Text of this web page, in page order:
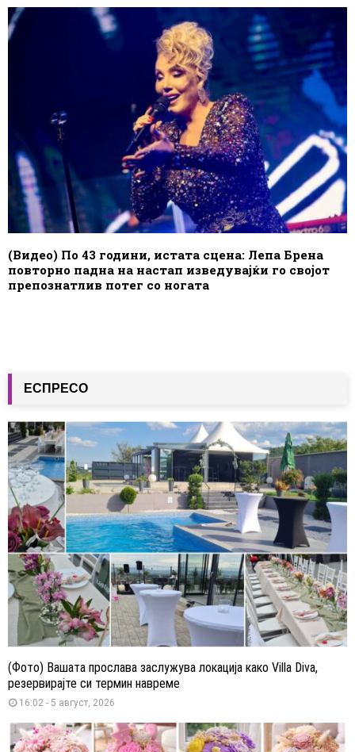
(Видео) По 43 години, истата сцена: Лепа Брена
повторно падна на настап изведувајќи го својот
препознатлив потег со ногата
ЕСПРЕСО
(Фото) Вашата прослава заслужува локација како Villa Diva,
резервирајте си термин навреме
16:02 - 5 август, 2026